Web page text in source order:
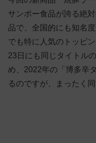
サンポー食品が誇る絶
品で、全国的にも知名
でも特に人気のトッピ
23日にも同じタイトル
め、2022年の「博多辛
るのですが、まったく